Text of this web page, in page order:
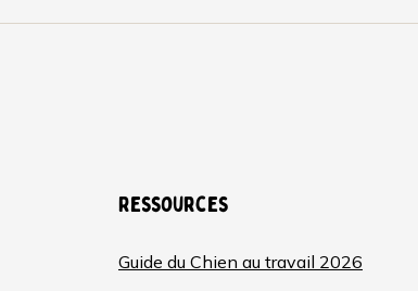
Ressources
Guide du Chien au travail 2026